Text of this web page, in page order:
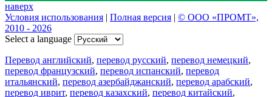
наверх
Условия использования | Полная версия | © ООО «ПРОМТ»,
2010 - 2026
Select a language
Перевод английский, перевод русский, перевод немецкий,
перевод французский, перевод испанский, перевод
итальянский, перевод азербайджанский, перевод арабский,
перевод иврит, перевод казахский, перевод китайский,